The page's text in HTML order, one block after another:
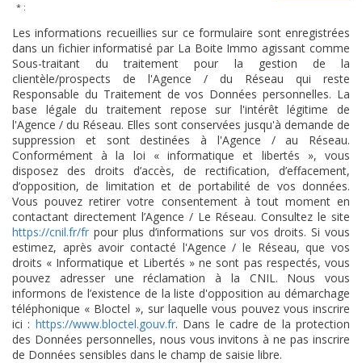
* :
Les informations recueillies sur ce formulaire sont enregistrées
dans un fichier informatisé par La Boite Immo agissant comme
Sous-traitant du traitement pour la gestion de la
clientèle/prospects de l'Agence / du Réseau qui reste
Responsable du Traitement de vos Données personnelles. La
base légale du traitement repose sur l'intérêt légitime de
l'Agence / du Réseau. Elles sont conservées jusqu'à demande de
suppression et sont destinées à l'Agence / au Réseau.
Conformément à la loi « informatique et libertés », vous
disposez des droits d’accès, de rectification, d’effacement,
d’opposition, de limitation et de portabilité de vos données.
Vous pouvez retirer votre consentement à tout moment en
contactant directement l’Agence / Le Réseau. Consultez le site
https://cnil.fr/fr pour plus d’informations sur vos droits. Si vous
estimez, après avoir contacté l'Agence / le Réseau, que vos
droits « Informatique et Libertés » ne sont pas respectés, vous
pouvez adresser une réclamation à la CNIL. Nous vous
informons de l’existence de la liste d'opposition au démarchage
téléphonique « Bloctel », sur laquelle vous pouvez vous inscrire
ici : https://www.bloctel.gouv.fr. Dans le cadre de la protection
des Données personnelles, nous vous invitons à ne pas inscrire
de Données sensibles dans le champ de saisie libre.